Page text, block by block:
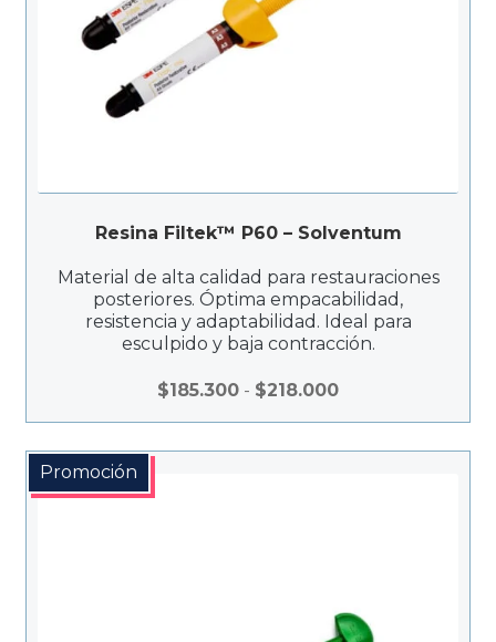
Resina Filtek™ P60 – Solventum
Material de alta calidad para restauraciones
posteriores. Óptima empacabilidad,
resistencia y adaptabilidad. Ideal para
esculpido y baja contracción.
$185.300 - $218.000Rango
Promoción